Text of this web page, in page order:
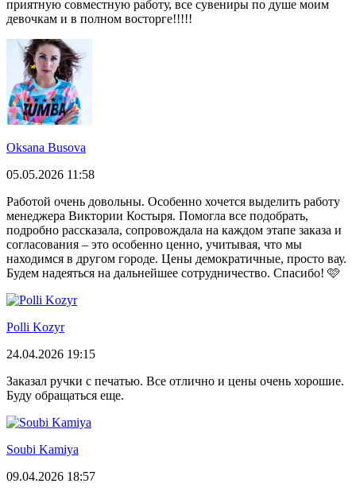
приятную совместную работу, все сувениры по душе моим
девочкам и в полном восторге!!!!!
Oksana Busova
05.05.2026 11:58
Работой очень довольны. Особенно хочется выделить работу
менеджера Виктории Костыря. Помогла все подобрать,
подробно рассказала, сопровождала на каждом этапе заказа и
согласования – это особенно ценно, учитывая, что мы
находимся в другом городе. Цены демократичные, просто вау.
Будем надеяться на дальнейшее сотрудничество. Спасибо! 🩷
Polli Kozyr
24.04.2026 19:15
Заказал ручки с печатью. Все отлично и цены очень хорошие.
Буду обращаться еще.
Soubi Kamiya
09.04.2026 18:57